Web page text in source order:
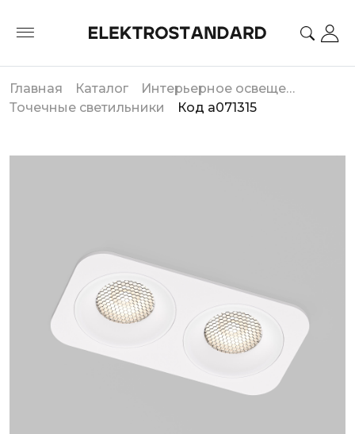
Главная Каталог
Интерьерное освещение
Точечные светильники
Код a071315